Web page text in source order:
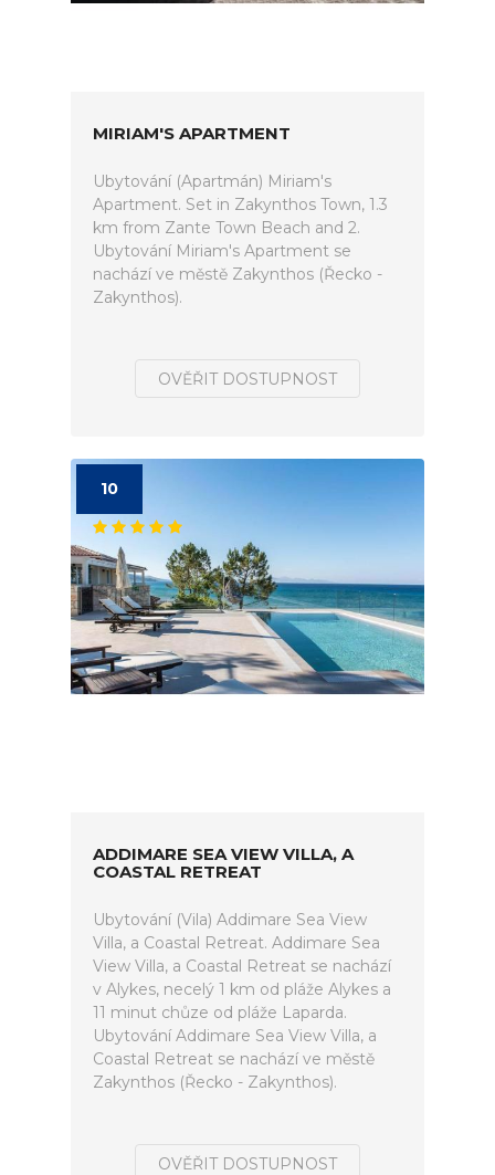
MIRIAM'S APARTMENT
Ubytování (Apartmán) Miriam's
Apartment. Set in Zakynthos Town, 1.3
km from Zante Town Beach and 2.
Ubytování Miriam's Apartment se
nachází ve městě Zakynthos (Řecko -
Zakynthos).
OVĚŘIT DOSTUPNOST
10
ADDIMARE SEA VIEW VILLA, A
COASTAL RETREAT
Ubytování (Vila) Addimare Sea View
Villa, a Coastal Retreat. Addimare Sea
View Villa, a Coastal Retreat se nachází
v Alykes, necelý 1 km od pláže Alykes a
11 minut chůze od pláže Laparda.
Ubytování Addimare Sea View Villa, a
Coastal Retreat se nachází ve městě
Zakynthos (Řecko - Zakynthos).
OVĚŘIT DOSTUPNOST